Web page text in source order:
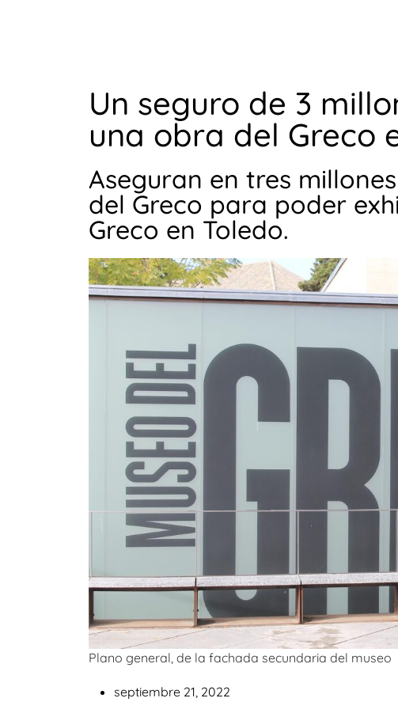
Un seguro de 3
una obra del Greco
Aseguran en tres
del Greco para poder
Greco en Toledo.
Plano general, de la fachada secundaria del museo
septiembre 21, 2022